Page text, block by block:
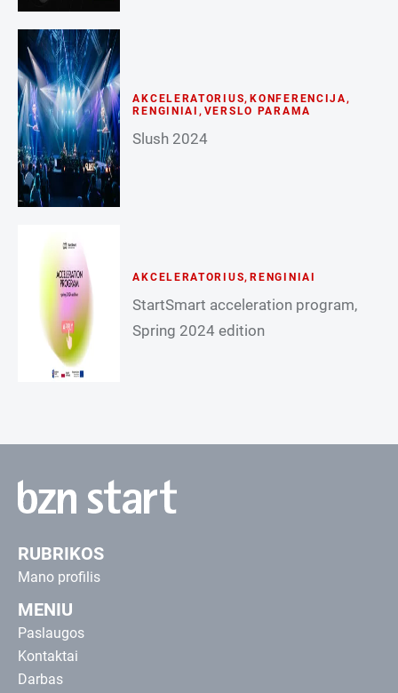
AKCELERATORIUS, KONFERENCIJA,
RENGINIAI , VERSLO PARAMA
Slush 2024
AKCELERATORIUS, RENGINIAI
StartSmart acceleration program,
Spring 2024 edition
RUBRIKOS
Mano profilis
MENIU
Paslaugos
Kontaktai
Darbas